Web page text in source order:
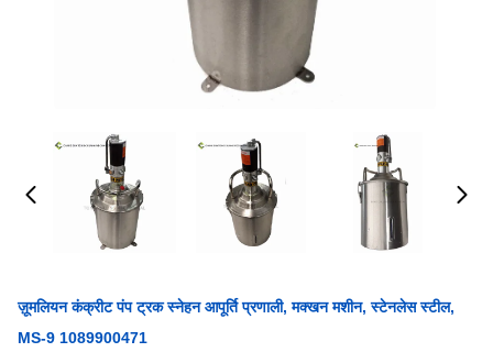
ज़ूमलियन कंक्रीट पंप ट्रक स्नेहन आपूर्ति प्रणाली, मक्खन मशीन, स्टेनलेस स्टील,
MS-9 1089900471